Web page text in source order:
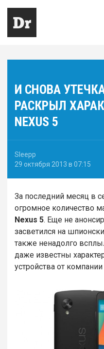
И СНОВА
РАСКРЫЛ
NEXUS 5
Sleepp
29 октября 2013 в 07:15
За последний месяц в
огромное количество
Nexus 5. Еще не
засветился на
также ненадолго
даже известны
устройства от компании